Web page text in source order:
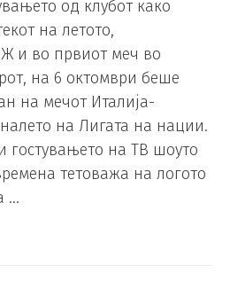
од клубот како
на летото,
и во првиот меч во
на 6 октомври беше
на мечот Италија-
на Лигата на нации.
гостувањето на ТВ шоуто
тетоважа на логото
…